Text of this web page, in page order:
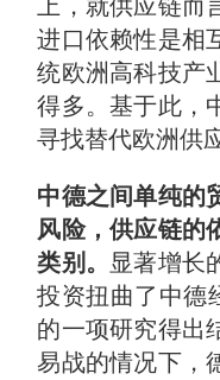
上，就供应链而
进口依赖性是相
统欧洲高科技产
得多。基于此，
寻找替代欧洲供
中德之间单纯的
风险，供应链的
类别。 显著增长
投资扭曲了中德
的一项研究得出
易战的情况下，